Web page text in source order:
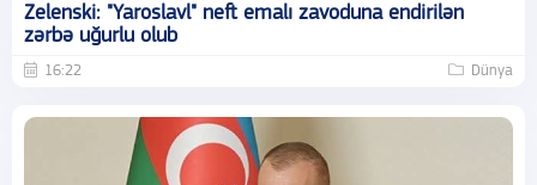
Zelenski: "Yaroslavl" neft emalı zavoduna endirilən
zərbə uğurlu olub
16:22 Dünya